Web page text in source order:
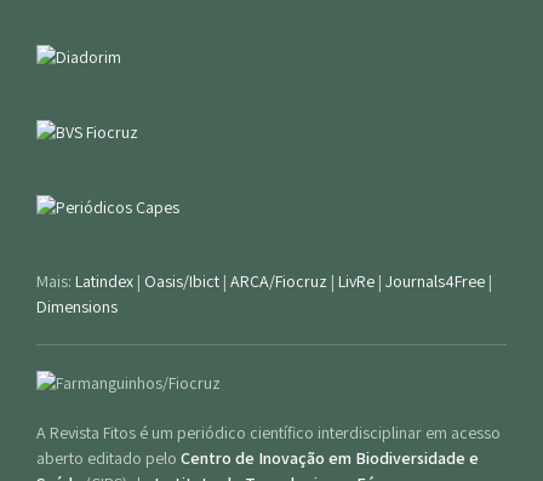
Mais: Latindex | Oasis/Ibict | ARCA/Fiocruz | LivRe | Journals4Free |
Dimensions
A Revista Fitos é um periódico científico interdisciplinar em acesso
aberto editado pelo Centro de Inovação em Biodiversidade e